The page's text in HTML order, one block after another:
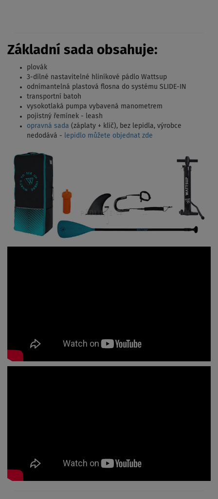
Základní sada obsahuje:
plovák
3-dílné nastavitelné hliníkové pádlo Wattsup
odnímantelná plastová flosna do systému SLIDE-IN
transportní batoh
vysokotlaká pumpa vybavená manometrem
pojistný řemínek - leash
opravná sada (záplaty + klíč), bez lepidla, výrobce
nedodává -
lepidlo můžete objednat zde